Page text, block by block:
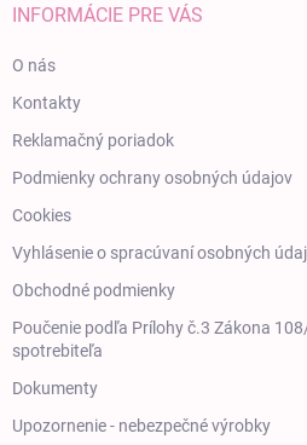
INFORMÁCIE PRE VÁS
O nás
Kontakty
Reklamačný poriadok
Podmienky ochrany osobných údajov
Cookies
Vyhlásenie o spracúvaní osobných
Obchodné podmienky
Poučenie podľa Prílohy č.3 Zákona
spotrebiteľa
Dokumenty
Upozornenie - nebezpečné výrobky